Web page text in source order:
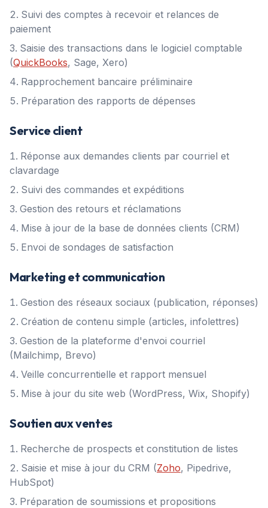
Suivi des comptes à recevoir et relances de
paiement
Saisie des transactions dans le logiciel comptable
(QuickBooks, Sage, Xero)
Rapprochement bancaire préliminaire
Préparation des rapports de dépenses
Service client
Réponse aux demandes clients par courriel et
clavardage
Suivi des commandes et expéditions
Gestion des retours et réclamations
Mise à jour de la base de données clients (CRM)
Envoi de sondages de satisfaction
Marketing et communication
Gestion des réseaux sociaux (publication, réponses)
Création de contenu simple (articles, infolettres)
Gestion de la plateforme d'envoi courriel
(Mailchimp, Brevo)
Veille concurrentielle et rapport mensuel
Mise à jour du site web (WordPress, Wix, Shopify)
Soutien aux ventes
Recherche de prospects et constitution de listes
Saisie et mise à jour du CRM (Zoho, Pipedrive,
HubSpot)
Préparation de soumissions et propositions